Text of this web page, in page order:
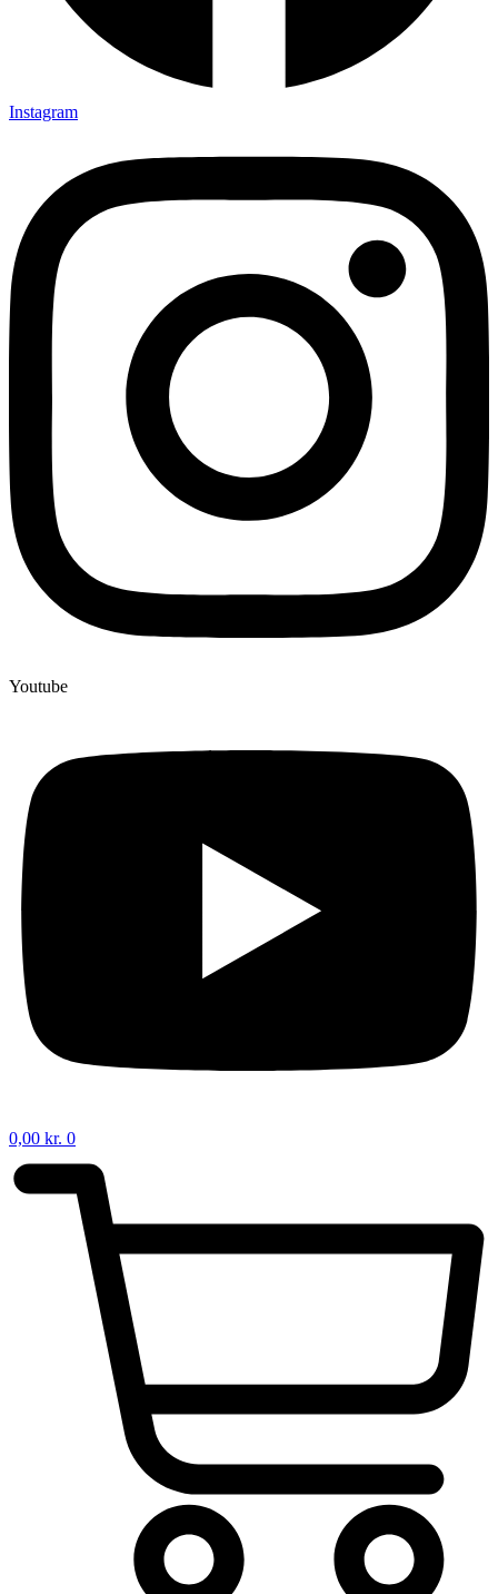
Instagram
Youtube
0,00 kr. 0